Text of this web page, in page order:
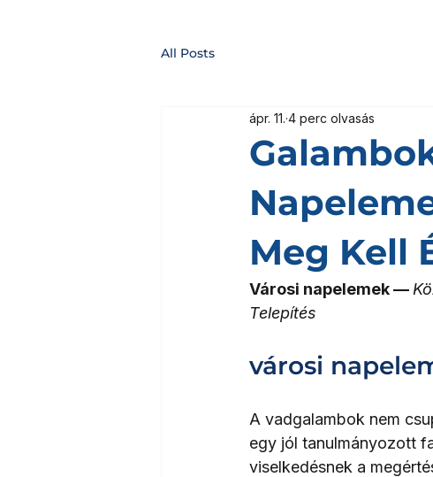
All Posts
Meg Kell
ápr. 11. 4 perc olvasás
Városi napelemek —
Telepítés
városi
A vadgalambok nem
egy jól tanulmányozott
viselkedésnek a